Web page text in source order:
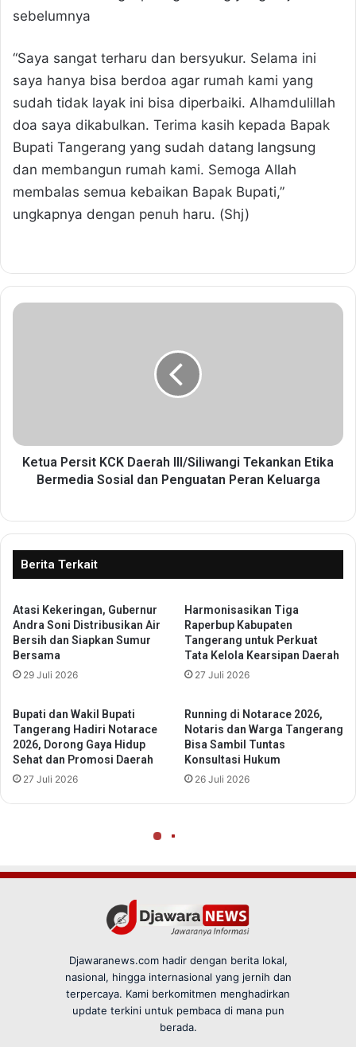
Djawaranews.com hadir dengan berita lokal,
nasional, hingga internasional yang jernih dan
terpercaya. Kami berkomitmen menghadirkan
update terkini untuk pembaca di mana pun
berada.